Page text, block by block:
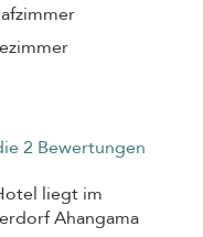
2 Bewertungen
liegt im
Ahangama